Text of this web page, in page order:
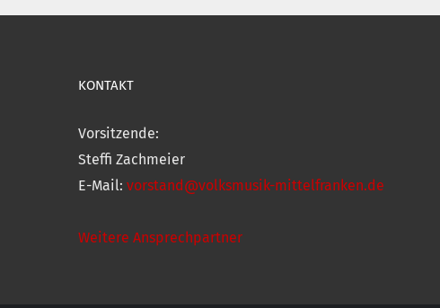
KONTAKT
Vorsitzende:
Steffi Zachmeier
E-Mail: vorstand@volksmusik-mittelfranken.de
Weitere Ansprechpartner